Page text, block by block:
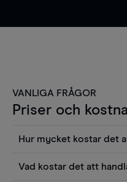
VANLIGA FRÅGOR
Priser och
Hur mycket kostar det
Vad kostar det att